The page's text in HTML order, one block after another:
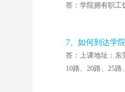
答：学院拥有职工
7、如何到达学
答：上课地址：东
10路、20路、25路